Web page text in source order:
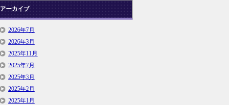
アーカイブ
2026年7月
2026年3月
2025年11月
2025年7月
2025年3月
2025年2月
2025年1月